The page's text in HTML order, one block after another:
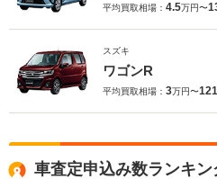
平均買取相場： 4.5万円〜
スズキ
ワゴンR
平均買取相場： 3万円〜
車査定申込み数ランキ